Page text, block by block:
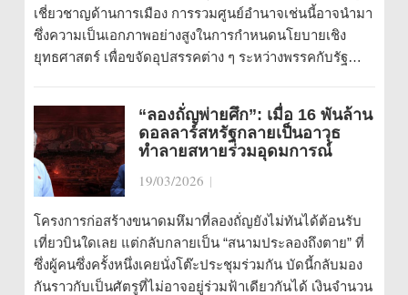
เชี่ยวชาญด้านการเมือง การรวมศูนย์อำนาจเช่นนี้อาจนำมา
ซึ่งความเป็นเอกภาพอย่างสูงในการกำหนดนโยบายเชิง
ยุทธศาสตร์ เพื่อขจัดอุปสรรคต่าง ๆ ระหว่างพรรคกับรัฐ…
“ลองถั่ญพ่ายศึก”: เมื่อ 16 พันล้าน
ดอลลาร์สหรัฐกลายเป็นอาวุธ
ทำลายสหายร่วมอุดมการณ์
19/03/2026 |
โครงการก่อสร้างขนาดมหึมาที่ลองถั่ญยังไม่ทันได้ต้อนรับ
เที่ยวบินใดเลย แต่กลับกลายเป็น “สนามประลองถึงตาย” ที่
ซึ่งผู้คนซึ่งครั้งหนึ่งเคยนั่งโต๊ะประชุมร่วมกัน บัดนี้กลับมอง
กันราวกับเป็นศัตรูที่ไม่อาจอยู่ร่วมฟ้าเดียวกันได้ เงินจำนวน